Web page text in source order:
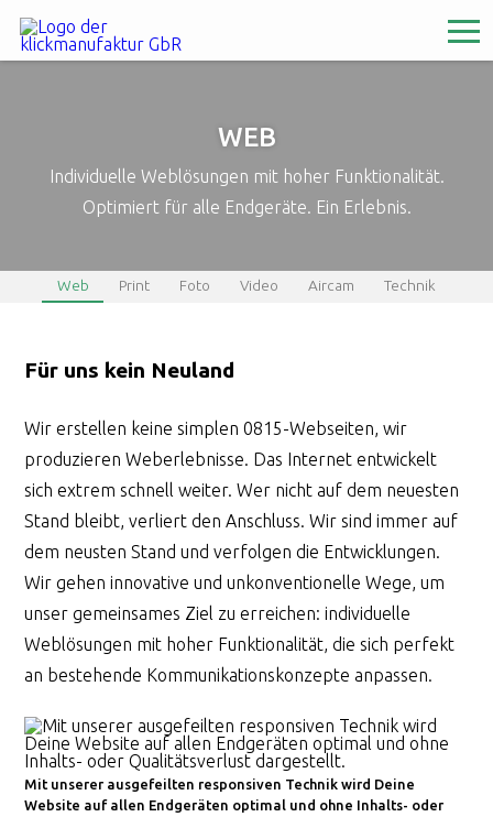
WEB
Individuelle Weblösungen mit hoher Funktionalität.
Optimiert für alle Endgeräte. Ein Erlebnis.
Web Print Foto Video Aircam Technik
Für uns kein Neuland
Wir erstellen keine simplen 0815-Webseiten, wir
produzieren Weberlebnisse. Das Internet entwickelt
sich extrem schnell weiter. Wer nicht auf dem neuesten
Stand bleibt, verliert den Anschluss. Wir sind immer auf
dem neusten Stand und verfolgen die Entwicklungen.
Wir gehen innovative und unkonventionelle Wege, um
unser gemeinsames Ziel zu erreichen: individuelle
Weblösungen mit hoher Funktionalität, die sich perfekt
an bestehende Kommunikationskonzepte anpassen.
Mit unserer ausgefeilten responsiven Technik wird Deine
Website auf allen Endgeräten optimal und ohne Inhalts- oder